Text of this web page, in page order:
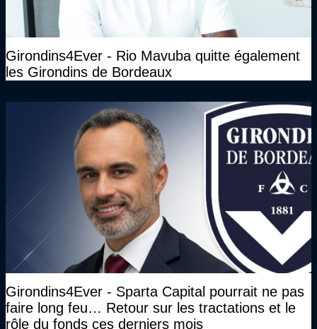
Girondins4Ever - Rio Mavuba quitte également
les Girondins de Bordeaux
Girondins4Ever - Sparta Capital pourrait ne pas
faire long feu… Retour sur les tractations et le
rôle du fonds ces derniers mois